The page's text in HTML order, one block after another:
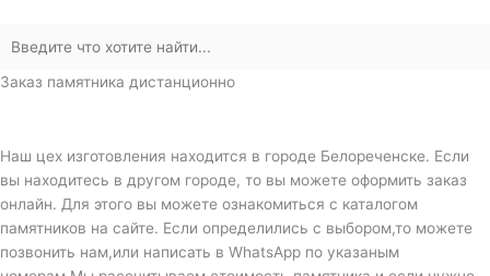
Заказ памятника дистанционно
Наш цех изготовления находится в городе Белореченске. Если
вы находитесь в другом городе, то вы можете оформить заказ
онлайн. Для этого вы можете ознакомиться с каталогом
памятников на сайте. Если определились с выбором,то можете
позвонить нам,или написать в WhatsApp по указаным